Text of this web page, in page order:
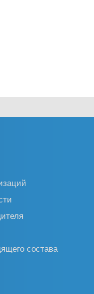
состава